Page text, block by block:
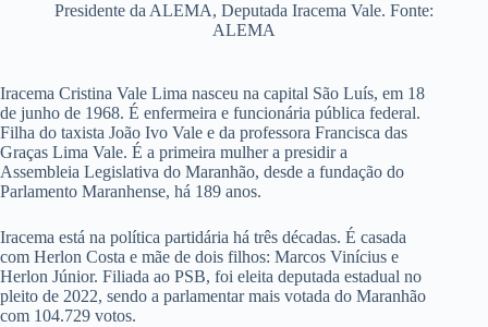
Presidente da ALEMA, Deputada Iracema Vale. Fonte:
ALEMA
Iracema Cristina Vale Lima nasceu na capital São Luís, em 18
de junho de 1968. É enfermeira e funcionária pública federal.
Filha do taxista João Ivo Vale e da professora Francisca das
Graças Lima Vale. É a primeira mulher a presidir a
Assembleia Legislativa do Maranhão, desde a fundação do
Parlamento Maranhense, há 189 anos.
Iracema está na política partidária há três décadas. É casada
com Herlon Costa e mãe de dois filhos: Marcos Vinícius e
Herlon Júnior. Filiada ao PSB, foi eleita deputada estadual no
pleito de 2022, sendo a parlamentar mais votada do Maranhão
com 104.729 votos.